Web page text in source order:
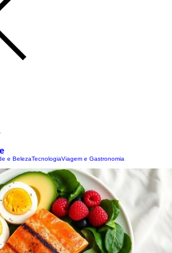
e BelezaTecnologiaViagem e Gastronomia